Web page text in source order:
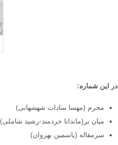
در این شماره:
محرم (مهسا سادات شهشهانی)
میان بر(ماندانا خردمند-رشید شاملی)
سرمقاله (یاسمین بهروان)